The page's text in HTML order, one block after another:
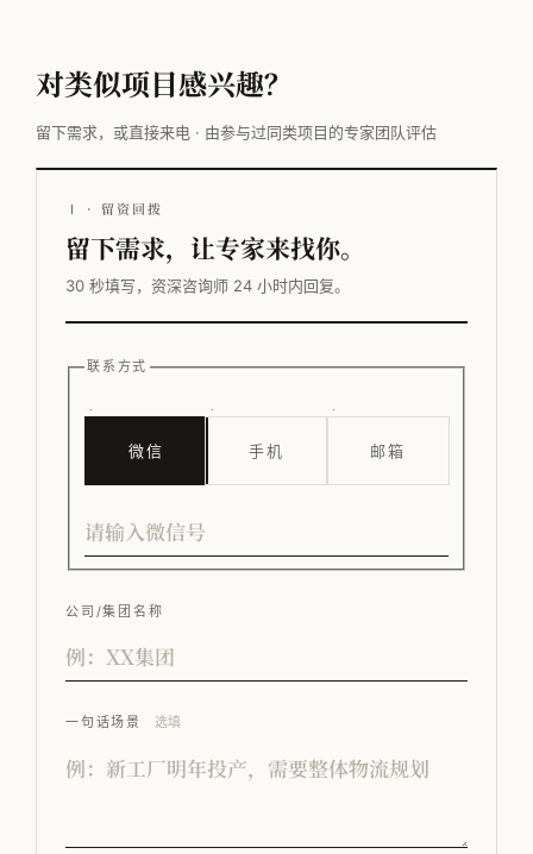
对类似项目感兴趣？
留下需求，或直接来电 · 由参与过同类项目的专家团队评估
Ⅰ · 留资回拨
留下需求，让专家来找你。
30 秒填写，资深咨询师 24 小时内回复。
联系方式
微信 手机 邮箱
公司/集团名称
一句话场景 选填